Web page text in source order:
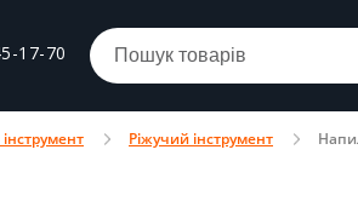
17-70
Ріжучий інструмент